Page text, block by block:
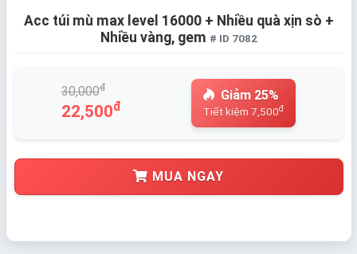
Acc túi mù max level 16000 + Nhiều quà xịn sò +
Nhiều vàng, gem # ID 7082
30,000đ
22,500đ
Giảm 25%
Tiết kiệm 7,500đ
MUA NGAY